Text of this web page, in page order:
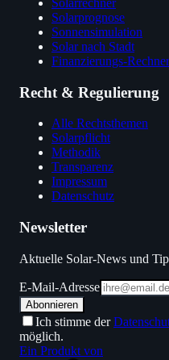
Solarprognose
Sonnensimulation
Solar nach Stadt
Finanzierungs-Rechner
Recht & Regulierung
Alle Rechtsthemen
Solarpflicht
Methodik
Transparenz
Impressum
Datenschutz
Newsletter
Aktuelle Solar-News und
E-Mail-Adresse
Abonnieren
Ich stimme der
möglich.
Ein Produkt von